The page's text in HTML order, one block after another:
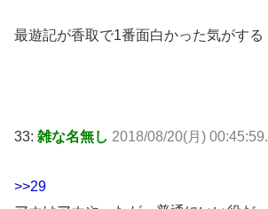
最遊記が香取で1番面白かった気がする
33: 雑な名無し 2018/08/20(月)
>>29